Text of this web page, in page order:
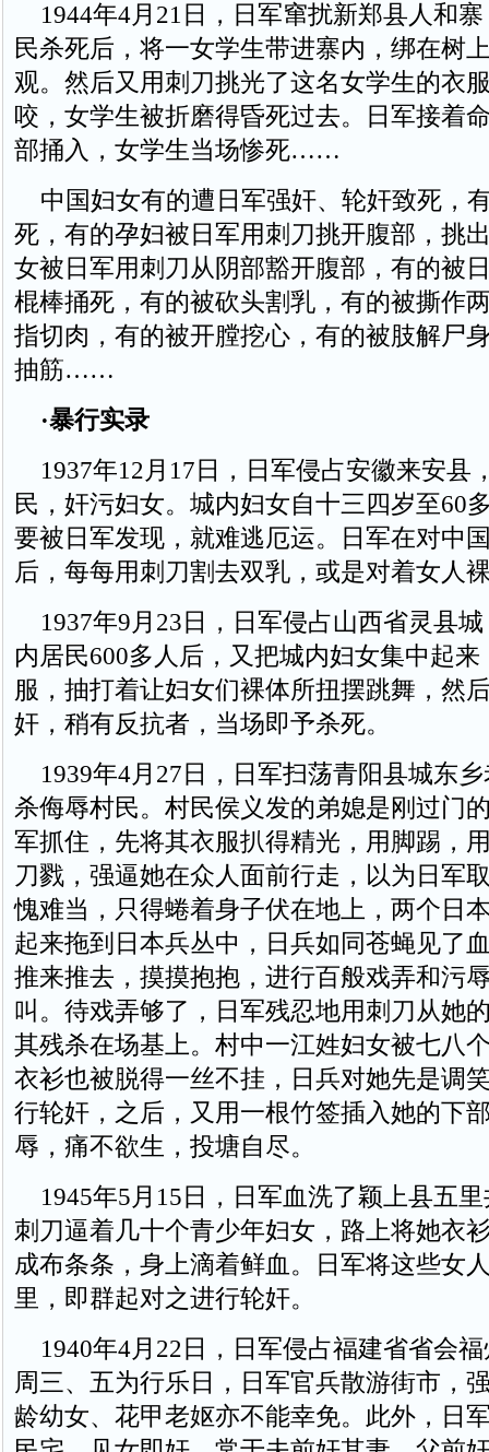
1944年4月21日，日军窜扰新郑县人和寨
民杀死后，将一女学生带进寨内，绑在树
观。然后又用刺刀挑光了这名女学生的衣
咬，女学生被折磨得昏死过去。日军接着
部捅入，女学生当场惨死……
中国妇女有的遭日军强奸、轮奸致死，
死，有的孕妇被日军用刺刀挑开腹部，挑
女被日军用刺刀从阴部豁开腹部，有的被
棍棒捅死，有的被砍头割乳，有的被撕作
指切肉，有的被开膛挖心，有的被肢解尸
抽筋……
·暴行实录
1937年12月17日，日军侵占安徽来安县
民，奸污妇女。城内妇女自十三四岁至60
要被日军发现，就难逃厄运。日军在对中
后，每每用刺刀割去双乳，或是对着女人
1937年9月23日，日军侵占山西省灵县
内居民600多人后，又把城内妇女集中起
服，抽打着让妇女们裸体所扭摆跳舞，然
奸，稍有反抗者，当场即予杀死。
1939年4月27日，日军扫荡青阳县城东
杀侮辱村民。村民侯义发的弟媳是刚过门
军抓住，先将其衣服扒得精光，用脚踢，
刀戮，强逼她在众人面前行走，以为日军
愧难当，只得蜷着身子伏在地上，两个日
起来拖到日本兵丛中，日兵如同苍蝇见了
推来推去，摸摸抱抱，进行百般戏弄和污
叫。待戏弄够了，日军残忍地用刺刀从她
其残杀在场基上。村中一江姓妇女被七八
衣衫也被脱得一丝不挂，日兵对她先是调
行轮奸，之后，又用一根竹签插入她的下
辱，痛不欲生，投塘自尽。
1945年5月15日，日军血洗了颖上县五
刺刀逼着几十个青少年妇女，路上将她衣
成布条条，身上滴着鲜血。日军将这些女
里，即群起对之进行轮奸。
1940年4月22日，日军侵占福建省省会
周三、五为行乐日，日军官兵散游街市，
龄幼女、花甲老妪亦不能幸免。此外，日